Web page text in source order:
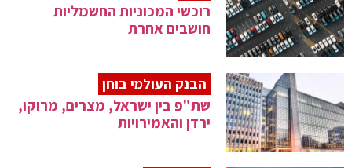
רוכשי המכוניות החשמליות
חושבים אחרת
הבנק העולמי בוחן
שת"פ בין ישראל, מצרים, מרוקו,
ירדן והאמירויות